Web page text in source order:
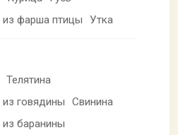
из фарша птицы
Утка
Телятина
говядины
Свинина
баранины